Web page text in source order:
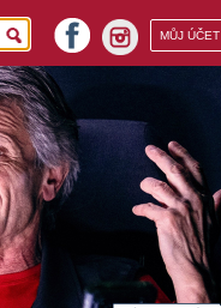
MŮJ ÚČET
instagram
facebook